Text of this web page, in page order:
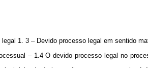
1. 3 – Devido processo legal em sentido
– 1.4 O devido processo legal no